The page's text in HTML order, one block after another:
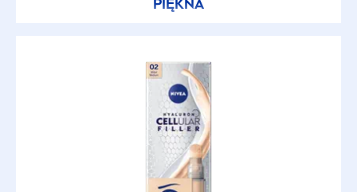
Opakowanie z recyklingu
PIĘKNA